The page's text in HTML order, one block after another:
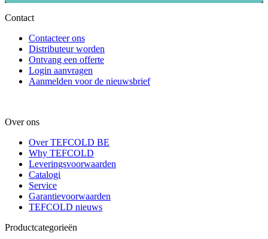
Contact
Contacteer ons
Distributeur worden
Ontvang een offerte
Login aanvragen
Aanmelden voor de nieuwsbrief
Over ons
Over TEFCOLD BE
Why TEFCOLD
Leveringsvoorwaarden
Catalogi
Service
Garantievoorwaarden
TEFCOLD nieuws
Productcategorieën